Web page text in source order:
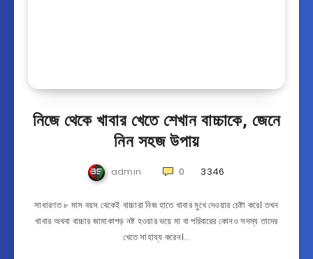
নিজে থেকে খাবার খেতে শেখান বাচ্চাকে, জেনে
নিন সহজ উপায়
admin 0 3346
সাধারণত ৮ মাস বয়স থেকেই বাচ্চারা নিজ হাতে খাবার মুখে দেওয়ার চেষ্টা করে। তখন
খাবার অথবা বাচ্চার জামাকাপড় নষ্ট হওয়ার ভয়ে মা বা পরিবারের কোনও সদস্য তাদের
খেতে সাহায্য করেন।…